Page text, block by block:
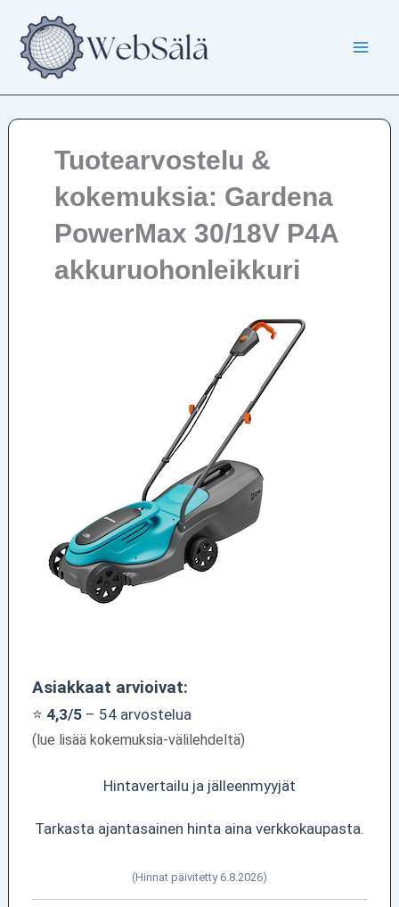
sisältöön
Tuotearvostelu &
kokemuksia: Gardena
PowerMax 30/18V P4A
akkuruohonleikkuri
Asiakkaat arvioivat:
⭐ 4,3/5– 54 arvostelua
(lue lisää kokemuksia-välilehdeltä)
Hintavertailu ja jälleenmyyjät
Tarkasta ajantasainen hinta aina verkkokaupasta.
(Hinnat päivitetty 6.8.2026)